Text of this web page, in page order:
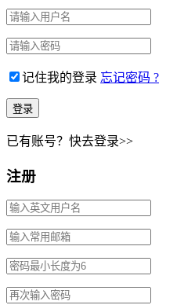
记住我的登录 忘记密码 ?
已有账号？快去登录>>
注册